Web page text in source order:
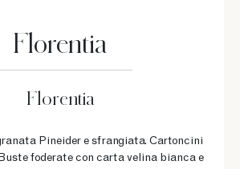
Florentia
Florentia
Pineider e sfrangiata. Cartoncini
foderate con carta velina bianca e